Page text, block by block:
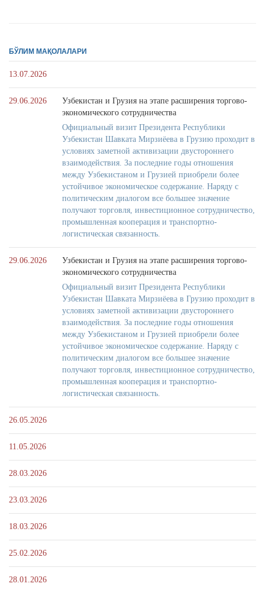
БЎЛИМ МАҚОЛАЛАРИ
13.07.2026
29.06.2026
Узбекистан и Грузия на этапе расширения торгово-
экономического сотрудничества
Официальный визит Президента Республики
Узбекистан Шавката Мирзиёева в Грузию проходит в
условиях заметной активизации двустороннего
взаимодействия. За последние годы отношения
между Узбекистаном и Грузией приобрели более
устойчивое экономическое содержание. Наряду с
политическим диалогом все большее значение
получают торговля, инвестиционное сотрудничество,
промышленная кооперация и транспортно-
логистическая связанность.
29.06.2026
Узбекистан и Грузия на этапе расширения торгово-
экономического сотрудничества
Официальный визит Президента Республики
Узбекистан Шавката Мирзиёева в Грузию проходит в
условиях заметной активизации двустороннего
взаимодействия. За последние годы отношения
между Узбекистаном и Грузией приобрели более
устойчивое экономическое содержание. Наряду с
политическим диалогом все большее значение
получают торговля, инвестиционное сотрудничество,
промышленная кооперация и транспортно-
логистическая связанность.
26.05.2026
11.05.2026
28.03.2026
23.03.2026
18.03.2026
25.02.2026
28.01.2026